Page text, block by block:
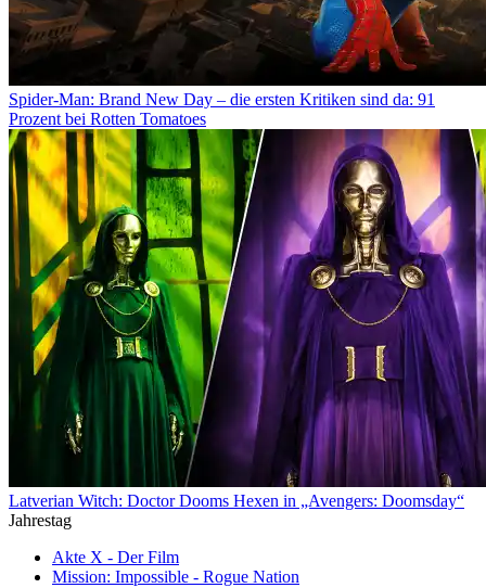
Spider-Man: Brand New Day – die ersten Kritiken sind da: 91
Prozent bei Rotten Tomatoes
Latverian Witch: Doctor Dooms Hexen in „Avengers: Doomsday“
Jahrestag
Akte X - Der Film
Mission: Impossible - Rogue Nation